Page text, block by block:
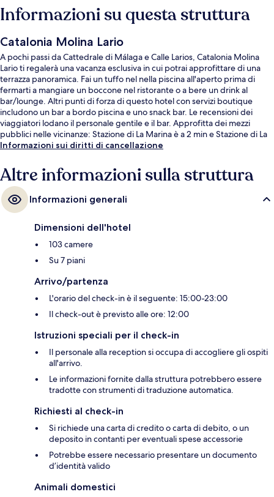
Informazioni su questa struttura
Catalonia Molina Lario
A pochi passi da Cattedrale di Málaga e Calle Larios, Catalonia Molina
Lario ti regalerà una vacanza esclusiva in cui potrai approfittare di una
terrazza panoramica. Fai un tuffo nel nella piscina all'aperto prima di
fermarti a mangiare un boccone nel ristorante o a bere un drink al
bar/lounge. Altri punti di forza di questo hotel con servizi boutique
includono un bar a bordo piscina e uno snack bar. Le recensioni dei
viaggiatori lodano il personale gentile e il bar. Approfitta dei mezzi
pubblici nelle vicinanze: Stazione di La Marina è a 2 min e Stazione di La
Malagueta a 11 min a piedi.
Informazioni sui diritti di cancellazione
Altre informazioni sulla struttura
Informazioni generali
Dimensioni dell'hotel
103 camere
Su 7 piani
Arrivo/partenza
L'orario del check-in è il seguente: 15:00-23:00
Il check-out è previsto alle ore: 12:00
Istruzioni speciali per il check-in
Il personale alla reception si occupa di accogliere gli ospiti
all'arrivo.
Le informazioni fornite dalla struttura potrebbero essere
tradotte con strumenti di traduzione automatica.
Richiesti al check-in
Si richiede una carta di credito o carta di debito, o un
deposito in contanti per eventuali spese accessorie
Potrebbe essere necessario presentare un documento
d’identità valido
Animali domestici